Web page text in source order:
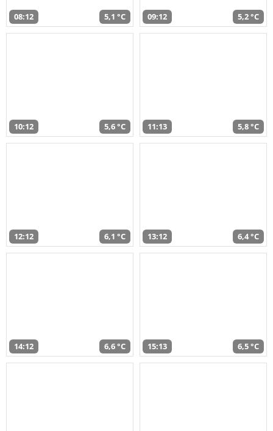
08:12 5,1 °C 09:12 5,2 °C
10:12 5,6 °C 11:13 5,8 °C
12:12 6,1 °C 13:12 6,4 °C
14:12 6,6 °C 15:13 6,5 °C